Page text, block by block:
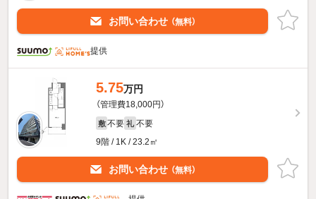
お問い合わせ （無料）
提供
5.75万円
（管理費18,000円）
敷 不要 礼 不要
9階 / 1K / 23.2㎡
お問い合わせ （無料）